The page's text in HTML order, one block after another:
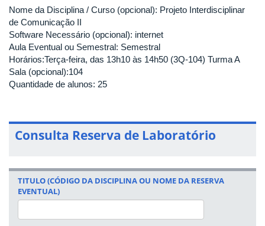
Nome da Disciplina / Curso (opcional): Projeto Interdisciplinar
de Comunicação II
Software Necessário (opcional): internet
Aula Eventual ou Semestral: Semestral
Horários:Terça-feira, das 13h10 às 14h50 (3Q-104) Turma A
Sala (opcional):104
Quantidade de alunos: 25
Consulta Reserva de Laboratório
TITULO (CÓDIGO DA DISCIPLINA OU NOME DA RESERVA
EVENTUAL)